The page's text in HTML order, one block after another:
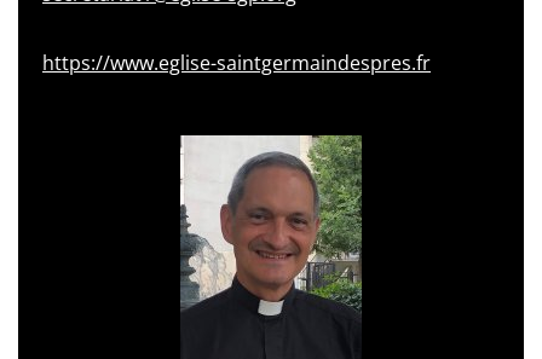
https://www.eglise-saintgermaindespres.fr